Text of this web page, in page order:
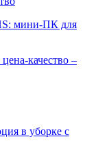
мини-ПК для
качество –
в уборке с